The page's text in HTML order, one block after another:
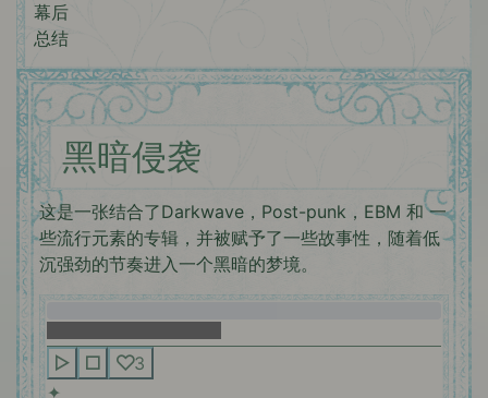
幕后
总结
黑暗侵袭
这是一张结合了Darkwave，Post-punk，EBM 和 一
些流行元素的专辑，并被赋予了一些故事性，随着低
沉强劲的节奏进入一个黑暗的梦境。
3
✦